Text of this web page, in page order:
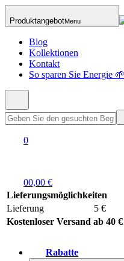
ProduktangebotMenu
Blog
Kollektionen
Kontakt
So sparen Sie Energie 🌱
0
00,00 €
Lieferungsmöglichkeiten
Lieferung
5 €
Kostenloser Versand ab 40 €
Rabatte